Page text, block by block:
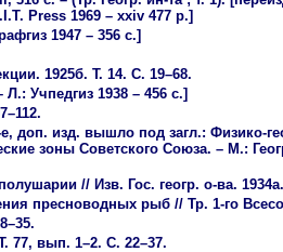
Press 1969 – xxiv 477 p.]
1947 – 356 с.]
1925б. Т. 14. С. 19–68.
Учпедгиз 1938 – 456 с.]
доп. изд. вышло под загл.:
зоны Советского Союза. – М.:
// Изв. Гос. геогр. о-ва.
пресноводных рыб // Тр. 1-го
77, вып. 1–2. С. 22–37.